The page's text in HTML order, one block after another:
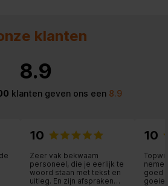
klanten
8.9
klanten geven ons een8.9
10
Zeer vak bekwaam
personeel, die je eerlijk te
woord staan met tekst en
uitleg. En zijn afspraken
10
goed
goeie